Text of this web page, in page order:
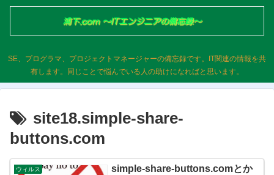
SE、プログラマ、プロジェクトマネージャーの備忘録です。IT関連の情報を共
有します。同じことで悩んでいる人の助けになればと思います。
site18.simple-share-
buttons.com
ウィルス
simple-share-buttons.comとか